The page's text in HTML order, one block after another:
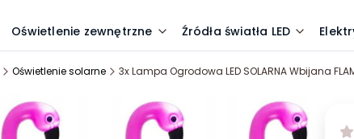
Oświetlenie zewnętrzne Źródła światła LED
Oświetlenie solarne 3x Lampa Ogrodowa LED SOLARNA Wbijana